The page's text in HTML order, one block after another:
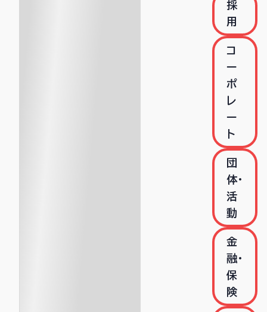
採
用
コ
ー
ポ
レ
ー
ト
団
体・
活
動
金
融・
保
険